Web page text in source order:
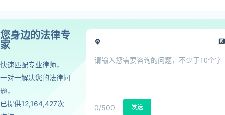
您身边的法律专
家
快速匹配专业律师，
一对一解决您的法律问
题，
已提供12,164,427次
0/500 发送